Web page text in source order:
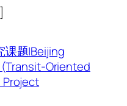
内
容
课题|Beijing
Oriented
Project